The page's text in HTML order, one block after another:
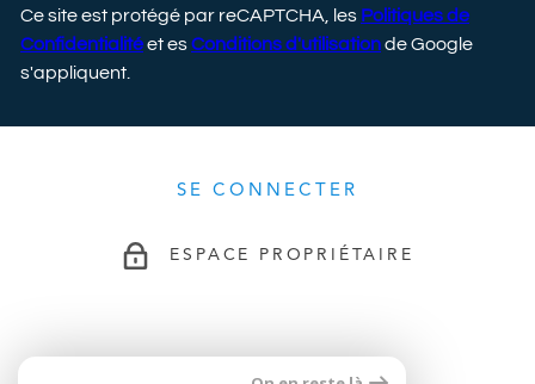
Ce site est protégé par reCAPTCHA, les Politiques de
Confidentialitéet esConditions d'utilisationde Google
s'appliquent.
SE CONNECTER
ESPACE PROPRIÉTAIRE
ADHÉRENTS